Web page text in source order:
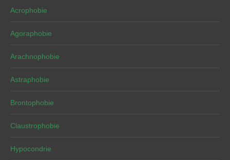
Acrophobie
Agoraphobie
Arachnophobie
Astraphobie
Brontophobie
Claustrophobie
Hypocondrie